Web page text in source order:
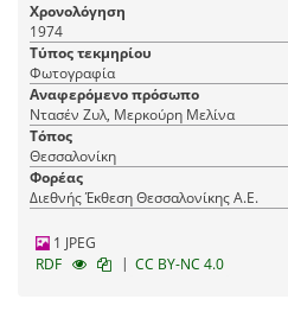
Χρονολόγηση
1974
Τύπος τεκμηρίου
Φωτογραφία
Αναφερόμενο πρόσωπο
Ντασέν Ζυλ, Μερκούρη Μελίνα
Τόπος
Θεσσαλονίκη
Φορέας
Διεθνής Έκθεση Θεσσαλονίκης Α.Ε.
1 JPEG
RDF
| CC BY-NC 4.0